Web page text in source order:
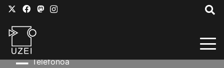
Helbidea
Telefonoa